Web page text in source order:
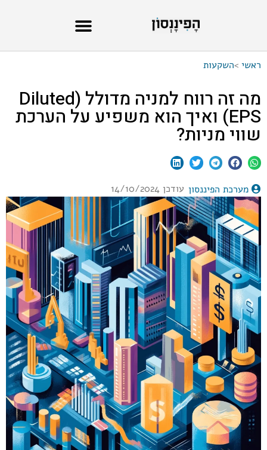
ראשי >השקעות
מה זה רווח למניה מדולל (Diluted
EPS) ואיך הוא משפיע על הערכת
שווי מניות?
מערכת הפיננסון עודכן 14/10/2024